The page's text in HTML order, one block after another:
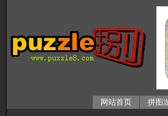
网站首页 拼图